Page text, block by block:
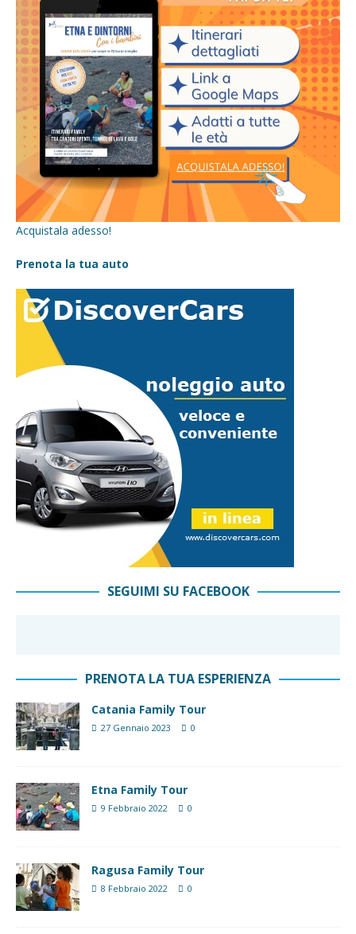
Acquistala adesso!
Prenota la tua auto
SEGUIMI SU FACEBOOK
PRENOTA LA TUA ESPERIENZA
Catania Family Tour
27 Gennaio 2023 0
Etna Family Tour
9 Febbraio 2022 0
Ragusa Family Tour
8 Febbraio 2022 0